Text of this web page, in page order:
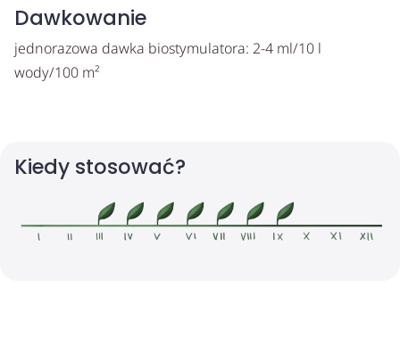
Dawkowanie
jednorazowa dawka biostymulatora: 2-4 ml/10 l
wody/100 m²
Kiedy stosować?